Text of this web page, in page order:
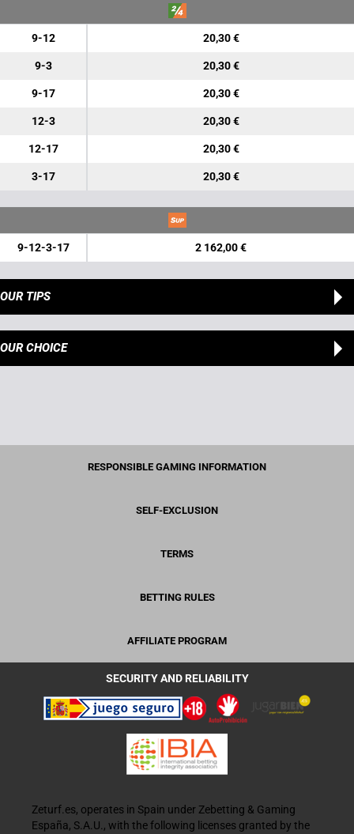
9-12 20,30 €
9-3 20,30 €
9-17 20,30 €
12-3 20,30 €
12-17 20,30 €
3-17 20,30 €
9-12-3-17 2 162,00 €
OUR TIPS
OUR CHOICE
RESPONSIBLE GAMING INFORMATION
SELF-EXCLUSION
TERMS
BETTING RULES
AFFILIATE PROGRAM
SECURITY AND RELIABILITY
Zeturf.es, operates in Spain under Zebetting & Gaming
España, S.A.U., with the following licenses granted by the